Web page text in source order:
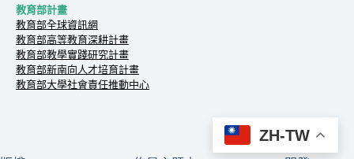
教育部計畫
教育部全球資訊網
教育部高等教育深耕計畫
教育部教學實踐研究計畫
教育部新南向人才培育計畫
教育部大學社會責任推動中心
ZH-TW